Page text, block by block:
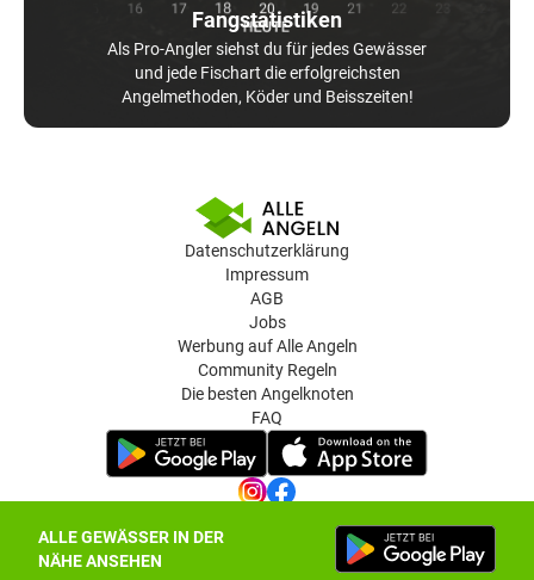
ALLE GEWÄSSER IN DER
NÄHE ANSEHEN
Fangstatistiken
Als Pro-Angler siehst du für jedes Gewässer
und jede Fischart die erfolgreichsten
Angelmethoden, Köder und Beisszeiten!
Datenschutzerklärung
Impressum
AGB
Jobs
Werbung auf Alle Angeln
Community Regeln
Die besten Angelknoten
FAQ
Datenschutz-Einstellungen